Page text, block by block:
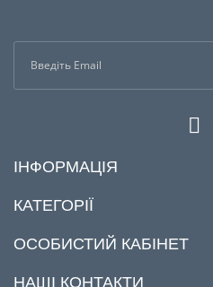
ІНФОРМАЦІЯ
КАТЕГОРІЇ
ОСОБИСТИЙ КАБІНЕТ
НАШІ КОНТАКТИ